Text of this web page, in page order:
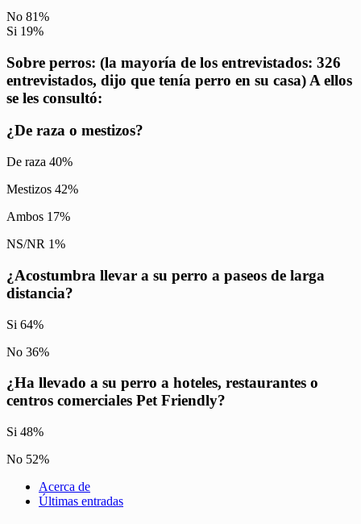
No 81%
Si 19%
Sobre perros: (la mayoría de los entrevistados: 326
entrevistados, dijo que tenía perro en su casa) A ellos
se les consultó:
¿De raza o mestizos?
De raza 40%
Mestizos 42%
Ambos 17%
NS/NR 1%
¿Acostumbra llevar a su perro a paseos de larga
distancia?
Si 64%
No 36%
¿Ha llevado a su perro a hoteles, restaurantes o
centros comerciales Pet Friendly?
Si 48%
No 52%
Acerca de
Últimas entradas